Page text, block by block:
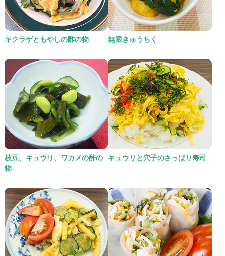
キクラゲともやしの酢の物 無限きゅうちく
枝豆、キュウリ、ワカメの酢の
物
キュウリと穴子のさっぱり寿司